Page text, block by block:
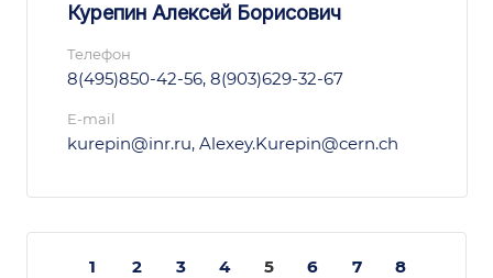
Курепин Алексей Борисович
Телефон
8(495)850-42-56, 8(903)629-32-67
E-mail
kurepin@inr.ru, Alexey.Kurepin@cern.ch
1 2 3 4 5 6 7 8